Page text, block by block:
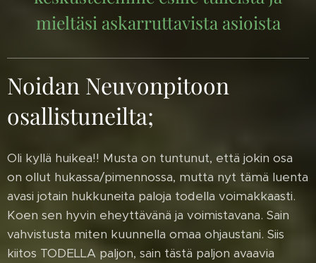
mieltäsi askarruttavista asioista
Noidan Neuvonpitoon
osallistuneilta;
Oli kyllä huikea!! Musta on tuntunut, että jokin osa
on ollut hukassa/pimennossa, mutta nyt tämä luenta
avasi jotain hukkuneita paloja todella voimakkaasti.
Koen sen hyvin eheyttävänä ja voimistavana. Sain
vahvistusta miten kuunnella omaa ohjaustani. Siis
kiitos TODELLA paljon, sain tästä paljon avaavia